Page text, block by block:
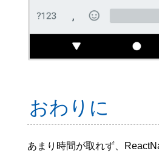
おわりに
あまり時間が取れず、